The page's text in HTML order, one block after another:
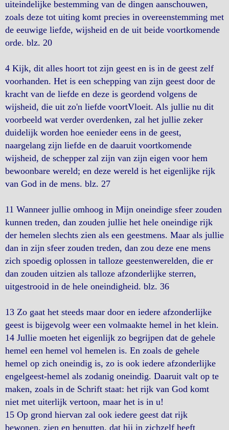
uiteindelijke bestemming van de dingen aanschouwen,
zoals deze tot uiting komt precies in overeenstemming met
de eeuwige liefde, wijsheid en de uit beide voortkomende
orde. blz. 20
4 Kijk, dit alles hoort tot zijn geest en is in de geest zelf
voorhanden. Het is een schepping van zijn geest door de
kracht van de liefde en deze is geordend volgens de
wijsheid, die uit zo'n liefde voortVloeit. Als jullie nu dit
voorbeeld wat verder overdenken, zal het jullie zeker
duidelijk worden hoe eenieder eens in de geest,
naargelang zijn liefde en de daaruit voortkomende
wijsheid, de schepper zal zijn van zijn eigen voor hem
bewoonbare wereld; en deze wereld is het eigenlijke rijk
van God in de mens. blz. 27
11 Wanneer jullie omhoog in Mijn oneindige sfeer zouden
kunnen treden, dan zouden jullie het hele oneindige rijk
der hemelen slechts zien als een geestmens. Maar als jullie
dan in zijn sfeer zouden treden, dan zou deze ene mens
zich spoedig oplossen in talloze geestenwerelden, die er
dan zouden uitzien als talloze afzonderlijke sterren,
uitgestrooid in de hele oneindigheid. blz. 36
13 Zo gaat het steeds maar door en iedere afzonderlijke
geest is bijgevolg weer een volmaakte hemel in het klein.
14 Jullie moeten het eigenlijk zo begrijpen dat de gehele
hemel een hemel vol hemelen is. En zoals de gehele
hemel op zich oneindig is, zo is ook iedere afzonderlijke
engelgeest-hemel als zodanig oneindig. Daaruit valt op te
maken, zoals in de Schrift staat: het rijk van God komt
niet met uiterlijk vertoon, maar het is in u!
15 Op grond hiervan zal ook iedere geest dat rijk
bewonen, zien en benutten, dat hij in zichzelf heeft